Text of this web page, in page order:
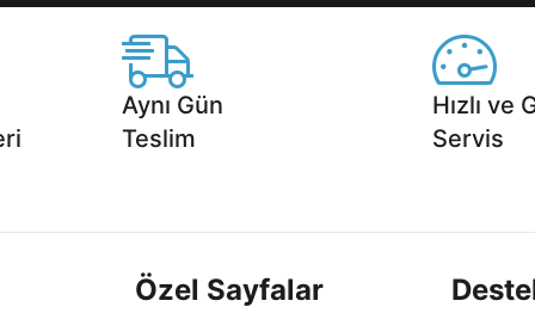
Aynı Gün
Teslim
Hızlı ve
Servis
Özel Sayfalar